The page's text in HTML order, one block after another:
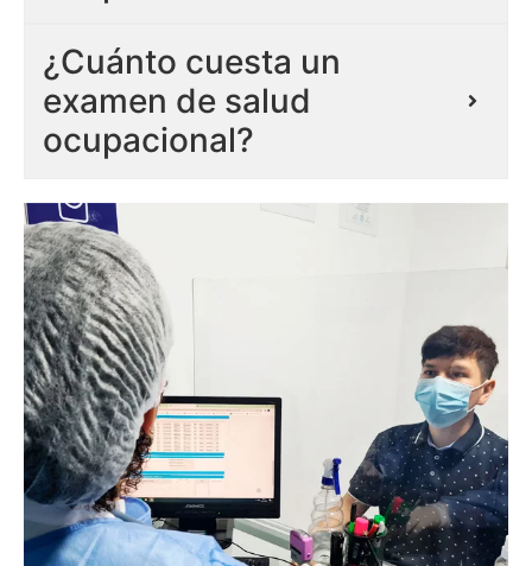
¿Cuánto cuesta un
examen de salud
ocupacional?